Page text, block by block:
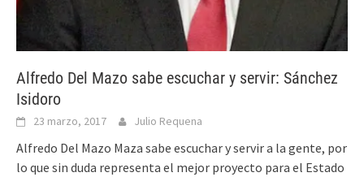
Alfredo Del Mazo sabe escuchar y servir: Sánchez
Isidoro
23 marzo, 2017 Julio Requena
Alfredo Del Mazo Maza sabe escuchar y servir a la gente, por
lo que sin duda representa el mejor proyecto para el Estado